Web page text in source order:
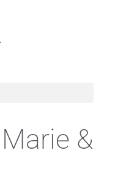
Marie &